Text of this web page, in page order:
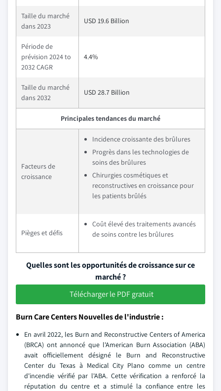
Taille du marché
dans 2023
USD 19.6 Billion
Période de
prévision 2024 to
2032 CAGR
4.4%
Taille du marché
dans 2032
USD 28.7 Billion
Principales tendances du marché
Facteurs de
croissance
Incidence croissante des brûlures
Progrès dans les technologies de
soins des brûlures
Chirurgies cosmétiques et
reconstructives en croissance pour
les patients brûlés
Pièges et défis
Coût élevé des traitements avancés
de soins contre les brûlures
Quelles sont les opportunités de croissance sur ce
marché ?
Télécharger le PDF gratuit
Burn Care Centers Nouvelles de l'industrie :
En avril 2022, les Burn and Reconstructive Centers of America
(BRCA) ont annoncé que l'American Burn Association (ABA)
avait officiellement désigné le Burn and Reconstructive
Center du Texas à Medical City Plano comme un centre
d'incendie vérifié par l'ABA. Cette vérification a renforcé la
réputation du centre et a stimulé la confiance entre les